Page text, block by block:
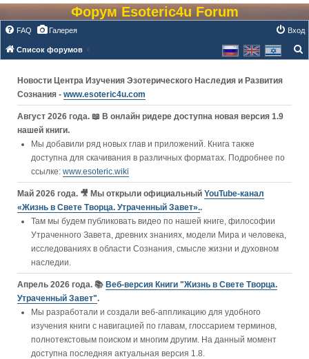
Форум Esoteric4u Forum
FAQ Галерея Вход
Список форумов
Новости Центра Изучения Эзотерического Наследия и Развития
Сознания - www.esoteric4u.com
Август 2026 года. 📖 В онлайн ридере доступна новая версия 1.9
нашей книги.
Мы добавили ряд новых глав и приложений. Книга также
доступна для скачивания в различных форматах. Подробнее по
ссылке: www.esoteric.wiki
Май 2026 года. 🎥 Мы открыли официальный YouTube‑канал
«Жизнь в Свете Творца. Утраченный Завет»..
Там мы будем публиковать видео по нашей книге, философии
Утраченного Завета, древних знаниях, модели Мира и человека,
исследованиях в области Сознания, смысле жизни и духовном
наследии.
Апрель 2026 года. 📚 Веб-версия Книги "Жизнь в Свете Творца.
Утраченный Завет".
Мы разработали и создали веб-аппликацию для удобного
изучения книги c навигацией по главам, глоссарием терминов,
полнотекстовым поиском и многим другим. На данный момент
доступна последняя актуальная версия 1.8.